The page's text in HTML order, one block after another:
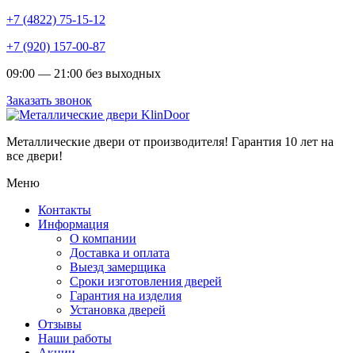
+7 (4822) 75-15-12
+7 (920) 157-00-87
09:00 — 21:00 без выходных
Заказать звонок
Металлические двери от производителя! Гарантия 10 лет на
все двери!
Меню
Контакты
Информация
О компании
Доставка и оплата
Выезд замерщика
Сроки изготовления дверей
Гарантия на изделия
Установка дверей
Отзывы
Наши работы